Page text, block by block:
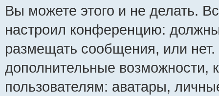
Вы можете этого и не делать.
настроил конференцию:
размещать сообщения, или
дополнительные
пользователям: аватары,